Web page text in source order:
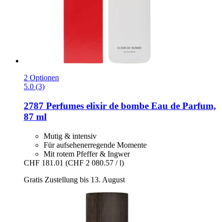
2 Optionen
5.0 (3)
2787 Perfumes elixir de bombe Eau de Parfum,
87 ml
Mutig & intensiv
Für aufsehenerregende Momente
Mit rotem Pfeffer & Ingwer
CHF 181.01 (CHF 2 080.57 / l)
Gratis Zustellung bis 13. August